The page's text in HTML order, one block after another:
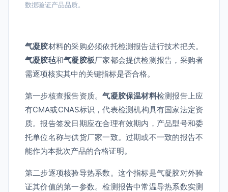
数据验证产品品质。
气凝胶材料的采购必须依托检测报告进行技术把关。
气凝胶毡和气凝胶板厂家都会提供检测报告，采购者
需逐项核实其中的关键指标是否合格。
第一步核查报告资质。气凝胶保温材料检测报告上应
有CMA或CNAS标识，代表检测机构具有国家法定资
质。报告签发日期应在合理有效期内，产品型号和委
托单位名称与供货厂家一致。过期或不一致的报告不
能作为本批次产品的合格证明。
第二步逐项核验导热系数。这个指标是气凝胶对外验
证其价值的第一参数。检测报告中常温导热系数实测